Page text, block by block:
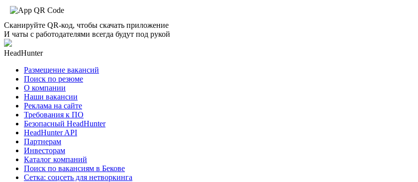
Сканируйте QR-код, чтобы скачать приложение
И чаты с работодателями всегда будут под рукой
HeadHunter
Размещение вакансий
Поиск по резюме
О компании
Наши вакансии
Реклама на сайте
Требования к ПО
Безопасный HeadHunter
HeadHunter API
Партнерам
Инвесторам
Каталог компаний
Поиск по вакансиям в Бекове
Сетка: соцсеть для нетворкинга